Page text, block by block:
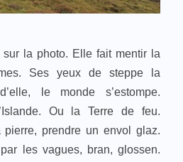
la photo. Elle fait mentir la
Ses yeux de steppe la
le monde s’estompe.
Ou la Terre de feu.
prendre un envol glaz.
les vagues, bran, glossen.